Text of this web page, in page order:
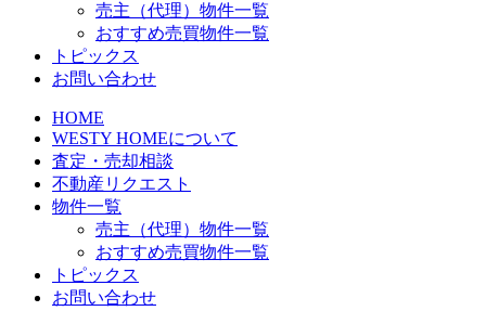
売主（代理）物件一覧
おすすめ売買物件一覧
トピックス
お問い合わせ
HOME
WESTY HOMEについて
査定・売却相談
不動産リクエスト
物件一覧
売主（代理）物件一覧
おすすめ売買物件一覧
トピックス
お問い合わせ